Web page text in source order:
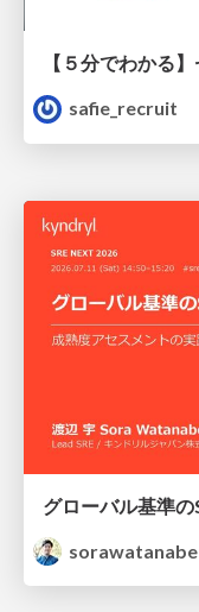
safie_recruit
sorawatanabe